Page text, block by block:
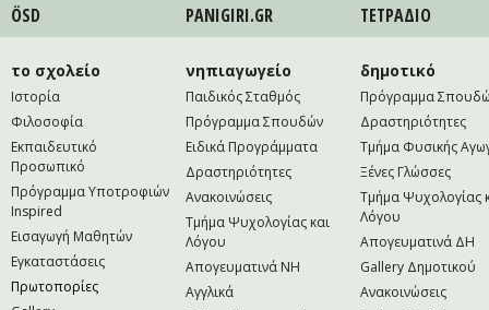
ÖSD PANIGIRI.GR ΤΕΤΡAΔΙΟ
το σχολείο
Ιστορία
Φιλοσοφία
Εκπαιδευτικό
Προσωπικό
Πρόγραμμα Υποτροφιών
Inspired
Εισαγωγή Μαθητών
Εγκαταστάσεις
Πρωτοπορίες
νηπιαγωγείο
Παιδικός Σταθμός
Πρόγραμμα Σπουδών
Ειδικά Προγράμματα
Δραστηριότητες
Ανακοινώσεις
Τμήμα Ψυχολογίας και
Λόγου
Απογευματινά NH
Αγγλικά
δημοτικό
Πρόγραμμα
Δραστηριότητες
Τμήμα Φυσικής
Ξένες Γλώσσες
Τμήμα Ψυχολογίας
Λόγου
Απογευματινά ΔΗ
Gallery Δημοτικού
Ανακοινώσεις